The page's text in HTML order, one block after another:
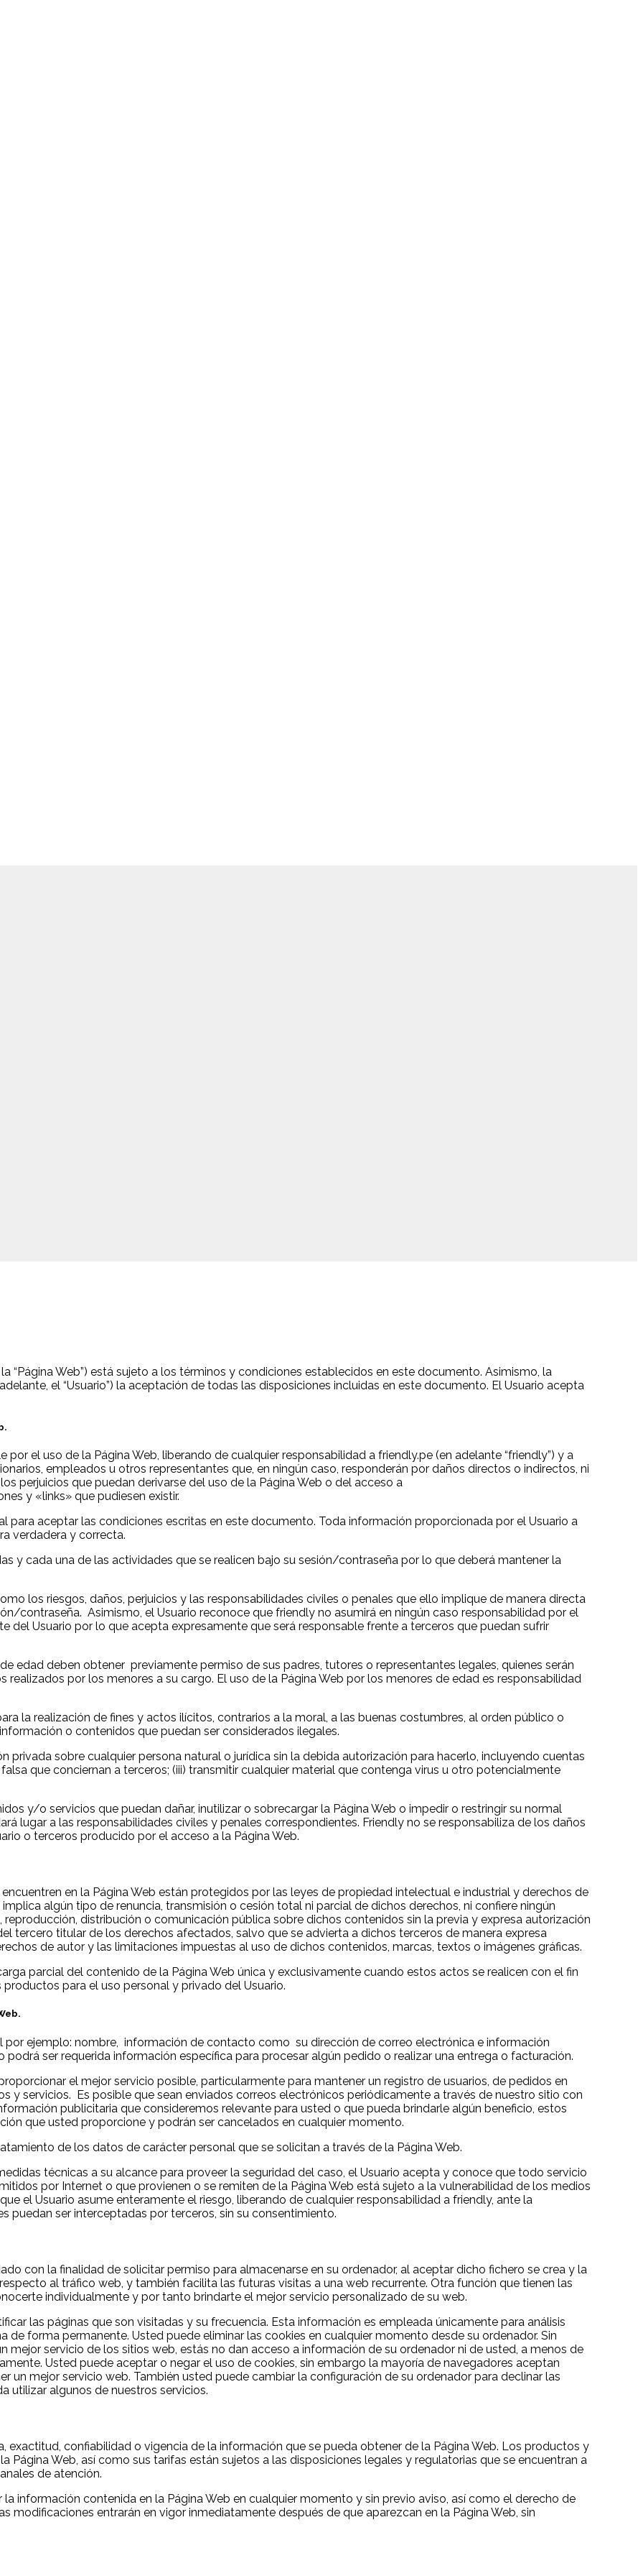
“Página Web”) está sujeto a los términos y condiciones establecidos en este documento. Asimismo, la
el “Usuario”) la aceptación de todas las disposiciones incluidas en este documento. El Usuario acepta
por el uso de la Página Web, liberando de cualquier responsabilidad a friendly.pe (en adelante “friendly”) y a
empleados u otros representantes que, en ningún caso, responderán por daños directos o indirectos, ni
perjuicios que puedan derivarse del uso de la Página Web o del acceso a
y «links» que pudiesen existir.
para aceptar las condiciones escritas en este documento. Toda información proporcionada por el Usuario a
verdadera y correcta.
y cada una de las actividades que se realicen bajo su sesión/contraseña por lo que deberá mantener la
los riesgos, daños, perjuicios y las responsabilidades civiles o penales que ello implique de manera directa
contraseña. Asimismo, el Usuario reconoce que friendly no asumirá en ningún caso responsabilidad por el
del Usuario por lo que acepta expresamente que será responsable frente a terceros que puedan sufrir
edad deben obtener previamente permiso de sus padres, tutores o representantes legales, quienes serán
por los menores a su cargo. El uso de la Página Web por los menores de edad es responsabilidad
la realización de fines y actos ilícitos, contrarios a la moral, a las buenas costumbres, al orden público o
o contenidos que puedan ser considerados ilegales.
privada sobre cualquier persona natural o jurídica sin la debida autorización para hacerlo, incluyendo cuentas
que conciernan a terceros; (iii) transmitir cualquier material que contenga virus u otro potencialmente
y/o servicios que puedan dañar, inutilizar o sobrecargar la Página Web o impedir o restringir su normal
lugar a las responsabilidades civiles y penales correspondientes. Friendly no se responsabiliza de los daños
o terceros producido por el acceso a la Página Web.
en la Página Web están protegidos por las leyes de propiedad intelectual e industrial y derechos de
algún tipo de renuncia, transmisión o cesión total ni parcial de dichos derechos, ni confiere ningún
distribución o comunicación pública sobre dichos contenidos sin la previa y expresa autorización
tercero titular de los derechos afectados, salvo que se advierta a dichos terceros de manera expresa
de autor y las limitaciones impuestas al uso de dichos contenidos, marcas, textos o imágenes gráficas.
parcial del contenido de la Página Web única y exclusivamente cuando estos actos se realicen con el fin
para el uso personal y privado del Usuario.
por ejemplo: nombre, información de contacto como su dirección de correo electrónica e información
ser requerida información específica para procesar algún pedido o realizar una entrega o facturación.
el mejor servicio posible, particularmente para mantener un registro de usuarios, de pedidos en
y servicios. Es posible que sean enviados correos electrónicos periódicamente a través de nuestro sitio con
publicitaria que consideremos relevante para usted o que pueda brindarle algún beneficio, estos
que usted proporcione y podrán ser cancelados en cualquier momento.
de los datos de carácter personal que se solicitan a través de la Página Web.
técnicas a su alcance para proveer la seguridad del caso, el Usuario acepta y conoce que todo servicio
por Internet o que provienen o se remiten de la Página Web está sujeto a la vulnerabilidad de los medios
el Usuario asume enteramente el riesgo, liberando de cualquier responsabilidad a friendly, ante la
puedan ser interceptadas por terceros, sin su consentimiento.
con la finalidad de solicitar permiso para almacenarse en su ordenador, al aceptar dicho fichero se crea y la
al tráfico web, y también facilita las futuras visitas a una web recurrente. Otra función que tienen las
individualmente y por tanto brindarte el mejor servicio personalizado de su web.
las páginas que son visitadas y su frecuencia. Esta información es empleada únicamente para análisis
de forma permanente. Usted puede eliminar las cookies en cualquier momento desde su ordenador. Sin
mejor servicio de los sitios web, estás no dan acceso a información de su ordenador ni de usted, a menos de
Usted puede aceptar o negar el uso de cookies, sin embargo la mayoría de navegadores aceptan
un mejor servicio web. También usted puede cambiar la configuración de su ordenador para declinar las
utilizar algunos de nuestros servicios.
exactitud, confiabilidad o vigencia de la información que se pueda obtener de la Página Web. Los productos y
Página Web, así como sus tarifas están sujetos a las disposiciones legales y regulatorias que se encuentran a
de atención.
la información contenida en la Página Web en cualquier momento y sin previo aviso, así como el derecho de
modificaciones entrarán en vigor inmediatamente después de que aparezcan en la Página Web, sin